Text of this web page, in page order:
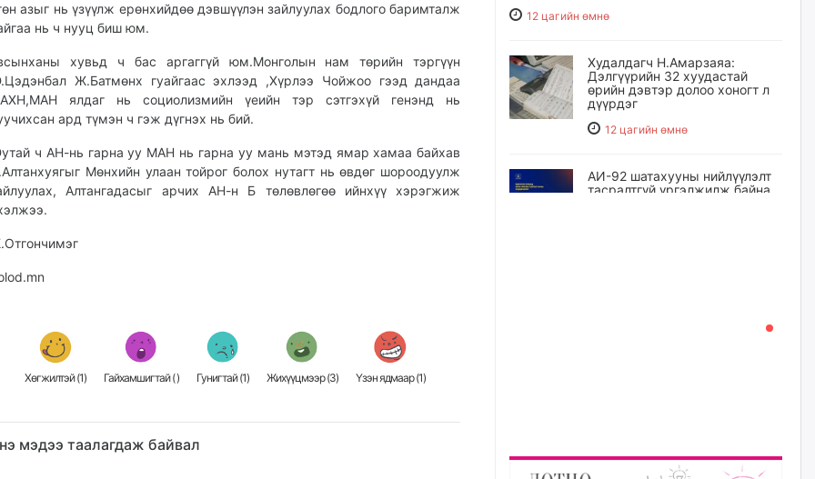
азыг нь үзүүлж ерөнхийдөө дэвшүүлэн зайлуулах бодлого баримталж
нь ч нууц биш юм.
хувьд ч бас аргаггүй юм.Монголын нам төрийн тэргүүн
Ж.Батмөнх гуайгаас эхлээд ,Хүрлээ Чойжоо гээд дандаа
ялдаг нь социолизмийн үеийн тэр сэтгэхүй генэнд нь
ард түмэн ч гэж дүгнэх нь бий.
ч АН-нь гарна уу МАН нь гарна уу мань мэтэд ямар хамаа байхав
Мөнхийн улаан тойрог болох нутагт нь өвдөг шороодуулж
Алтангадасыг арчих АН-н Б төлөвлөгөө ийнхүү хэрэгжиж
Хөгжилтэй (1) Гайхамшигтай () Гунигтай (1) Жихүүцмээр (3) Үзэн ядмаар (1)
мэдээ таалагдаж байвал
12 цагийн өмнө
Худалдагч Н.Амарзаяа:
Дэлгүүрийн 32 хуудастай
өрийн дэвтэр долоо хоногт л
дүүрдэг
12 цагийн өмнө
АИ-92 шатахууны нийлүүлэлт
тасралтгүй үргэлжилж байна